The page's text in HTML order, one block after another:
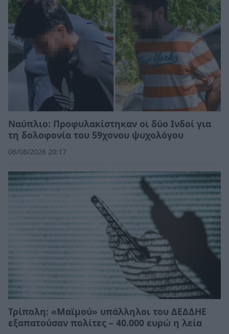
Ναύπλιο: Προφυλακίστηκαν οι δύο Ινδοί για
τη δολοφονία του 59χονου ψυχολόγου
06/08/2026 20:17
Τρίπολη: «Μαϊμού» υπάλληλοι του ΔΕΔΔΗΕ
εξαπατούσαν πολίτες – 40.000 ευρώ η λεία